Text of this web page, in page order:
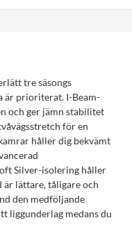
tre säsongs
är prioriterat. I-Beam-
och ger jämn stabilitet
för en
håller dig bekvämt
Silver-isolering håller
är lättare, tåligare och
den medföljande
liggunderlag medans du